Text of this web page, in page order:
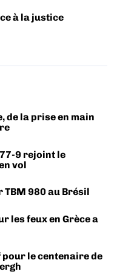
à la justice
de la prise en main
9 rejoint le
vol
980 au Brésil
les feux en Grèce a
le centenaire de